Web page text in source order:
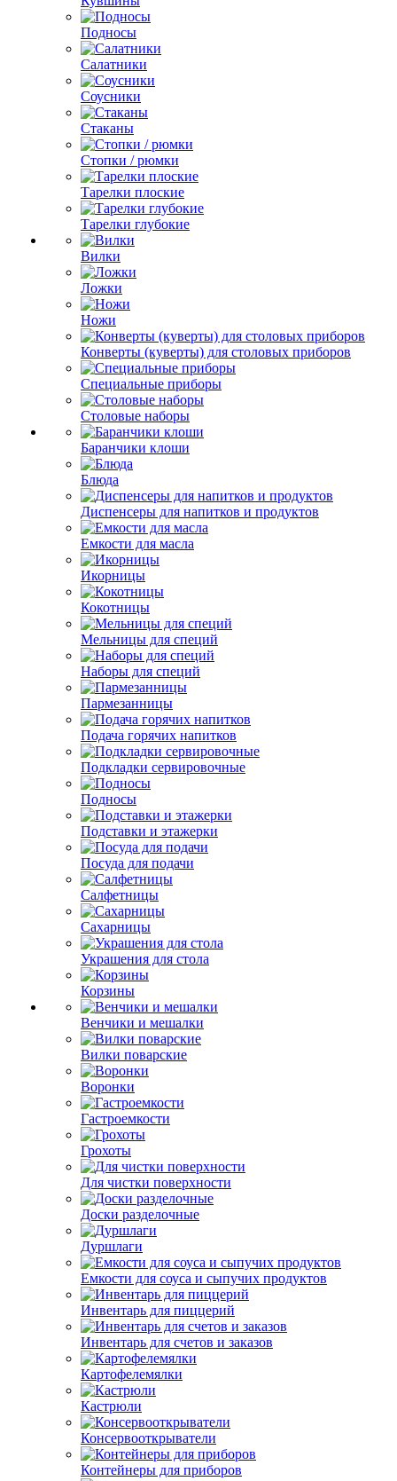
Подносы
Салатники
Соусники
Стаканы
Стопки / рюмки
Тарелки плоские
Тарелки глубокие
Вилки
Ложки
Ножи
Конверты (куверты) для столовых приборов
Специальные приборы
Столовые наборы
Баранчики клоши
Блюда
Диспенсеры для напитков и продуктов
Емкости для масла
Икорницы
Кокотницы
Мельницы для специй
Наборы для специй
Пармезанницы
Подача горячих напитков
Подкладки сервировочные
Подносы
Подставки и этажерки
Посуда для подачи
Салфетницы
Сахарницы
Украшения для стола
Корзины
Венчики и мешалки
Вилки поварские
Воронки
Гастроемкости
Грохоты
Для чистки поверхности
Доски разделочные
Дуршлаги
Емкости для соуса и сыпучих продуктов
Инвентарь для пиццерий
Инвентарь для счетов и заказов
Картофелемялки
Кастрюли
Консервооткрыватели
Контейнеры для приборов